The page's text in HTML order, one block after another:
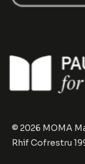
© 2026 MOMA
Rhif Cofrestru